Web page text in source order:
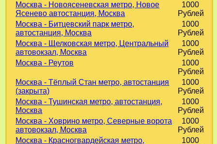
Москва - Новоясеневская метро, Новое
Ясенево автостанция, Москва
1000
Рублей
Москва - Битцевский парк метро,
автостанция, Москва
1000
Рублей
Москва - Щелковская метро, Центральный
автовокзал, Москва
1000
Рублей
Москва - Реутов
1000
Рублей
Москва - Тёплый Стан метро, автостанция
(закрыта)
1000
Рублей
Москва - Тушинская метро, автостанция,
Москва
1000
Рублей
Москва - Ховрино метро, Северные ворота
автовокзал, Москва
1000
Рублей
Москва - Красногвардейская метро,
1000